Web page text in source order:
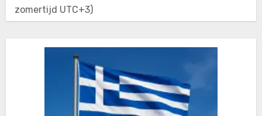
zomertijd UTC+3)